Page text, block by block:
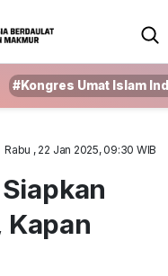
#Kongres Umat Islam
Rabu , 22 Jan 2025, 09:30 WIB
Kapan